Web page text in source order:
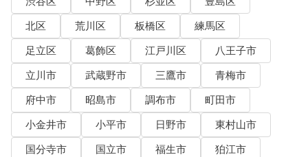
北区
荒川区 板橋区
練馬区
足立区
葛飾区 江戸川区
八王子市
立川市
武蔵野市 三鷹市
青梅市
府中市
昭島市 調布市
町田市
小金井市
小平市 日野市
東村山市
国分寺市
国立市 福生市
狛江市